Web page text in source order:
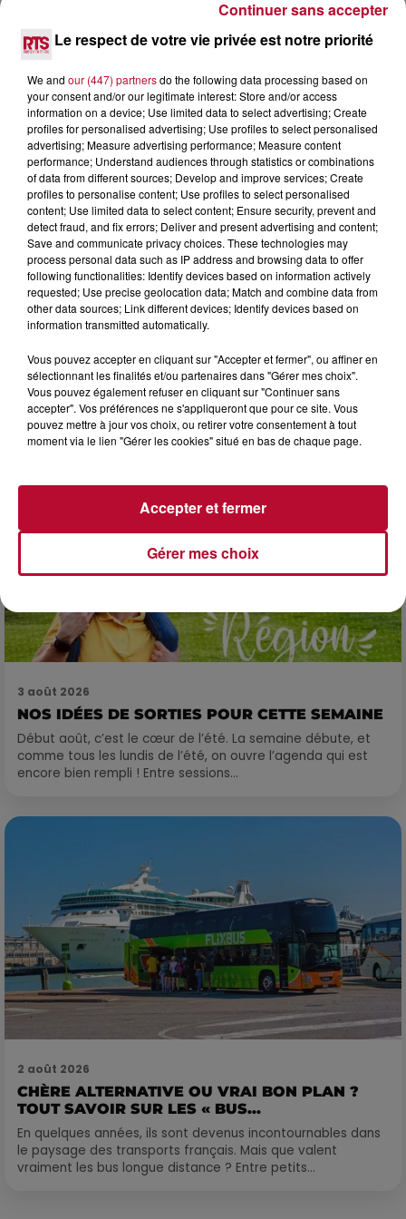
SPOTS DE SNORKELING À EXPLORER...
Pas besoin de bouteilles de plongée lourdes ni de diplômes
complexes pour observer la vie sous-marine. Cet été, un
3 août 2026
SOIRÉE DJ PLAYA
3 août 2026
NOS IDÉES DE SORTIES POUR CETTE SEMAINE
Début août, c’est le cœur de l’été. La semaine débute, et
comme tous les lundis de l’été, on ouvre l’agenda qui est
encore bien rempli ! Entre sessions...
2 août 2026
CHÈRE ALTERNATIVE OU VRAI BON PLAN ?
TOUT SAVOIR SUR LES « BUS...
En quelques années, ils sont devenus incontournables dans
le paysage des transports français. Mais que valent
vraiment les bus longue distance ? Entre petits...
Le respect de votre vie privée est notre priorité
We and our (447) partnersdo the following data processing based on
your consent and/or our legitimate interest: Store and/or access
information on a device; Use limited data to select advertising; Create
profiles for personalised advertising; Use profiles to select personalised
advertising; Measure advertising performance; Measure content
performance; Understand audiences through statistics or combinations
of data from different sources; Develop and improve services; Create
profiles to personalise content; Use profiles to select personalised
content; Use limited data to select content; Ensure security, prevent and
detect fraud, and fix errors; Deliver and present advertising and content;
Save and communicate privacy choices. These technologies may
process personal data such as IP address and browsing data to offer
following functionalities: Identify devices based on information actively
requested; Use precise geolocation data; Match and combine data from
other data sources; Link different devices; Identify devices based on
information transmitted automatically.
Vous pouvez accepter en cliquant sur "Accepter et fermer", ou affiner en
sélectionnant les finalités et/ou partenaires dans "Gérer mes choix".
Vous pouvez également refuser en cliquant sur "Continuer sans
accepter". Vos préférences ne s'appliqueront que pour ce site. Vous
pouvez mettre à jour vos choix, ou retirer votre consentement à tout
moment via le lien "Gérer les cookies" situé en bas de chaque page.
Gérer mes choix
Accepter et fermer
Continuer sans accepter